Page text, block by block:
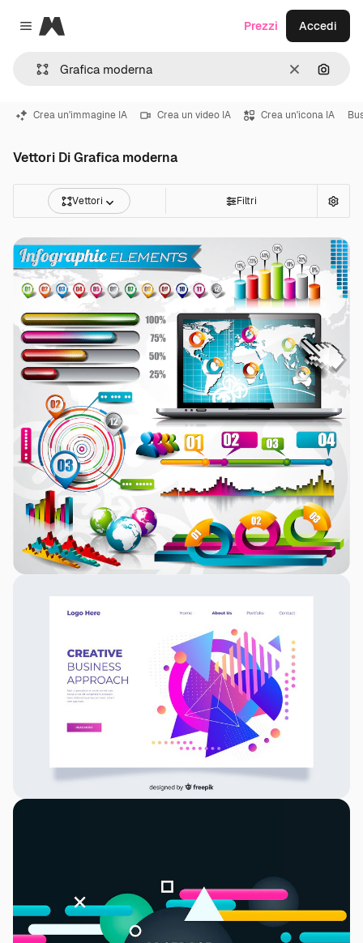
Close menu
Magnific
CancellaCerca
Prezzi Accedi
Crea un'immagine IA Crea un video IA Crea un'icona IA
Vettori Di Grafica moderna
Vettori Filtri